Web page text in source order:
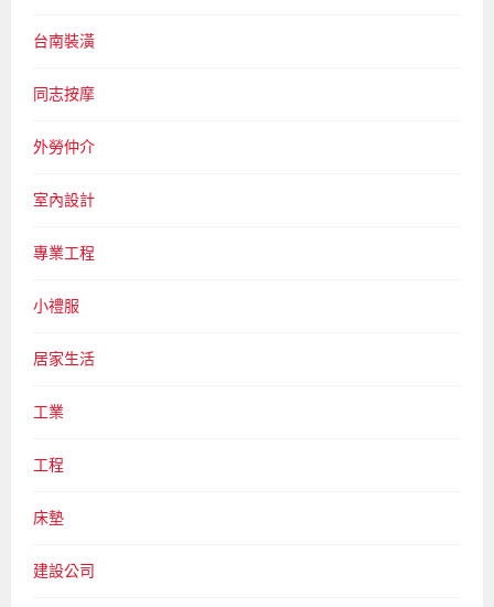
台南裝潢
同志按摩
外勞仲介
室內設計
專業工程
小禮服
居家生活
工業
工程
床墊
建設公司